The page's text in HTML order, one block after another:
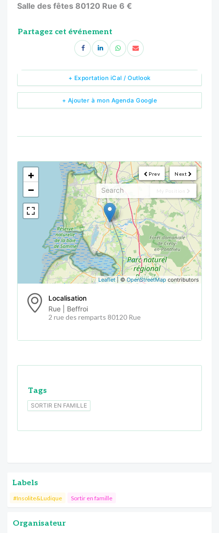
Salle des fêtes 80120 Rue 6 €
Partagez cet événement
+ Ajouter à mon Agenda Google
+ Exportation iCal / Outlook
Next
Prev
My Position
<!---->
+
−
Leaflet| ©OpenStreetMap contributors
Localisation
Rue | Beffroi
2 rue des remparts 80120 Rue
Tags
SORTIR EN FAMILLE
Labels
#Insolite&Ludique Sortir en famille
Organisateur